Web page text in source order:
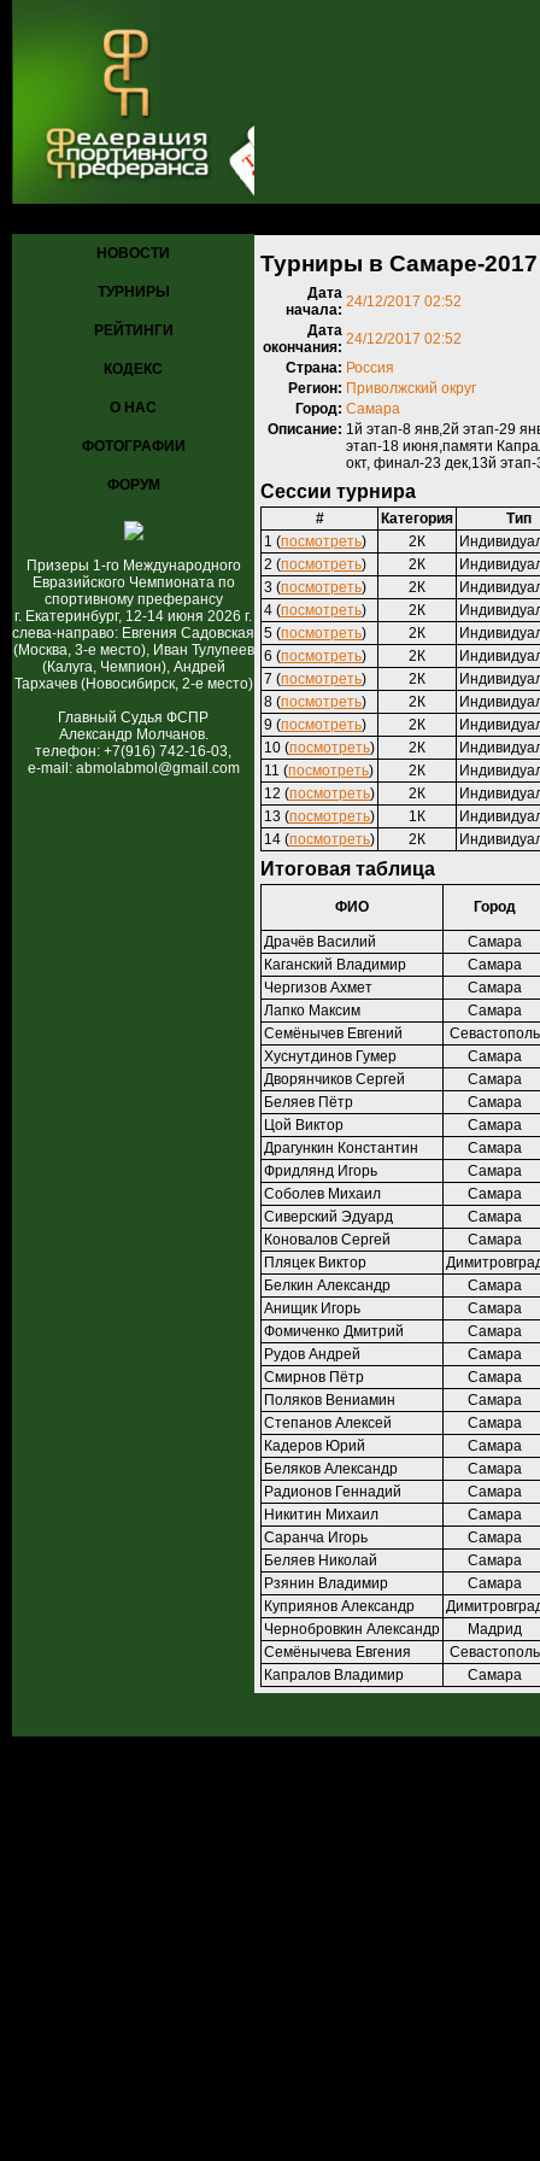
НОВОСТИ
ТУРНИРЫ
РЕЙТИНГИ
КОДЕКС
О НАС
ФОТОГРАФИИ
ФОРУМ
Призеры 1-го Международного
Евразийского Чемпионата по
спортивному преферансу
г. Екатеринбург, 12-14 июня 2026 г.
слева-направо: Евгения Садовская
(Москва, 3-е место), Иван Тулупеев
(Калуга, Чемпион), Андрей
Тархачев (Новосибирск, 2-е место)
Главный Судья ФСПР
Александр Молчанов.
телефон: +7(916) 742-16-03,
e-mail: abmolabmol@gmail.com
Турниры в Самаре-2017
Дата
начала: 24/12/2017 02:52
Дата
окончания: 24/12/2017 02:52
Страна: Россия
Регион: Приволжский округ
Город: Самара
Описание: 1й этап-8 янв,2й этап-29
этап-18 июня,памяти
окт, финал-23 дек,13й этап-
Сессии турнира
# Категория
Тип
1 (посмотреть) 2К
2 (посмотреть) 2К
3 (посмотреть) 2К
4 (посмотреть) 2К
5 (посмотреть) 2К
6 (посмотреть) 2К
7 (посмотреть) 2К
8 (посмотреть) 2К
9 (посмотреть) 2К
10 (посмотреть) 2К
11 (посмотреть) 2К
12 (посмотреть) 2К
13 (посмотреть) 1К
14 (посмотреть) 2К
Итоговая таблица
ФИО Город
Драчёв Василий
Самара
Каганский Владимир
Самара
Чергизов Ахмет
Самара
Лапко Максим
Самара
Семёнычев Евгений
Севастополь
Хуснутдинов Гумер
Самара
Дворянчиков Сергей
Самара
Беляев Пётр
Самара
Цой Виктор
Самара
Драгункин Константин
Самара
Фридлянд Игорь
Самара
Соболев Михаил
Самара
Сиверский Эдуард
Самара
Коновалов Сергей
Самара
Пляцек Виктор
Белкин Александр
Самара
Анищик Игорь
Самара
Фомиченко Дмитрий
Самара
Рудов Андрей
Самара
Смирнов Пётр
Самара
Поляков Вениамин
Самара
Степанов Алексей
Самара
Кадеров Юрий
Самара
Беляков Александр
Самара
Радионов Геннадий
Самара
Никитин Михаил
Самара
Саранча Игорь
Самара
Беляев Николай
Самара
Рзянин Владимир
Самара
Куприянов Александр
Чернобровкин Александр
Мадрид
Семёнычева Евгения
Севастополь
Капралов Владимир
Самара